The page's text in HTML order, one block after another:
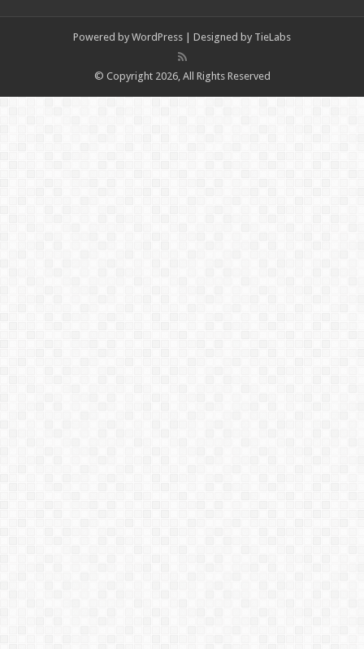
Powered by WordPress | Designed by TieLabs
© Copyright 2026, All Rights Reserved